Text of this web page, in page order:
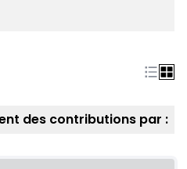
des contributions par :